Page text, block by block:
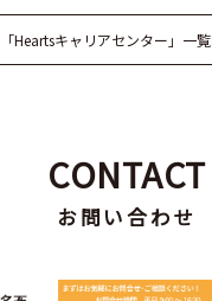
「Heartsキャリアセンター」一
CONTACT
お問い合わせ